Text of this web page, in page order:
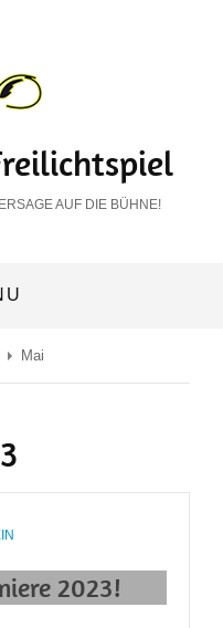
AUF DIE BÜHNE!
Mai
2023!